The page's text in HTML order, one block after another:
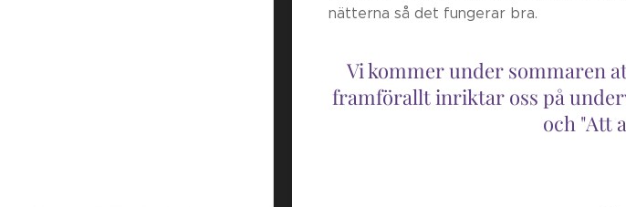
nätterna så det fungerar bra.
Vi kommer under sommaren
framförallt inriktar oss på
och "Att